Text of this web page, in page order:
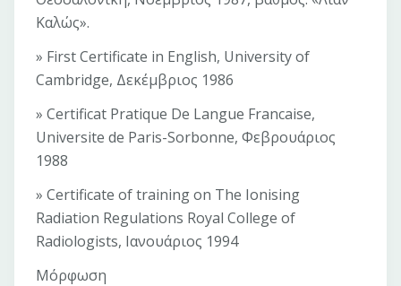
Καλώς».
» First Certificate in English, University of
Cambridge, Δεκέμβριος 1986
» Certificat Pratique De Langue Francaise,
Universite de Paris-Sorbonne, Φεβρουάριος
1988
» Certificate of training on The Ionising
Radiation Regulations Royal College of
Radiologists, Ιανουάριος 1994
Μόρφωση